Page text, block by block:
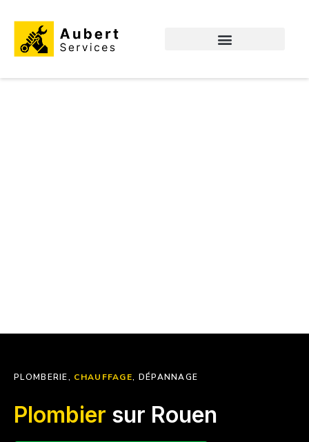
PLOMBERIE, CHAUFFAGE, DÉPANNAGE
Plombier sur Rouen